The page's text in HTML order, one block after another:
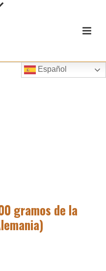
Español
gramos de la